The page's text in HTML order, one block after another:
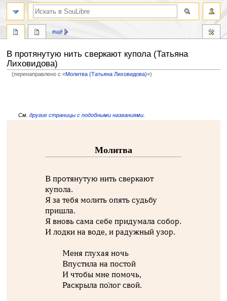
В протянутую нить сверкают купола (Татьяна
Лиховидова)
(перенаправлено с «Молитва (Татьяна Лиховидова)»)
См. другие страницы с подобными названиями.
Молитва
В протянутую нить сверкают
купола.
Я за тебя молить опять судьбу
пришла.
Я вновь сама себе придумала собор.
И лодки на воде, и радужный узор.
Меня глухая ночь
Впустила на постой
И чтобы мне помочь,
Раскрыла по́лог свой.
ещё